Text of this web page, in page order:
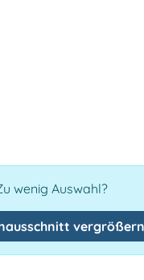
wenig Auswahl?
vergrößern